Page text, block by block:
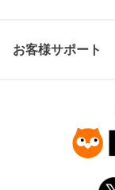
お客様サポート